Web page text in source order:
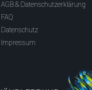
AGB & Datenschutzerklärung
FAQ
Datenschutz
Impressum